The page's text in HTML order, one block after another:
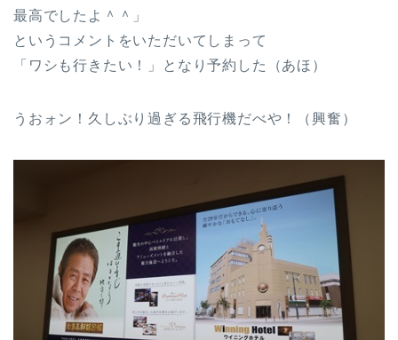
最高でしたよ＾＾」
というコメントをいただいてしまって
「ワシも行きたい！」となり予約した（あほ）
うおォン！久しぶり過ぎる飛行機だべや！（興奮）